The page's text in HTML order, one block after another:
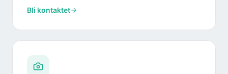
Bli kontaktet